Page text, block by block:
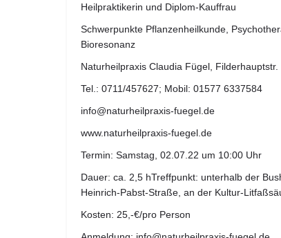
Heilpraktikerin und Diplom-Kauffrau
Schwerpunkte Pflanzenheilkunde,
Bioresonanz
Naturheilpraxis Claudia Fügel,
Tel.: 0711/457627; Mobil: 01577 6337584
info@naturheilpraxis-fuegel.de
www.naturheilpraxis-fuegel.de
Termin: Samstag, 02.07.22 um 10:00 Uhr
Dauer: ca. 2,5 hTreffpunkt: unterhalb der
Heinrich-Pabst-Straße, an der Kultur-
Kosten: 25,-€/pro Person